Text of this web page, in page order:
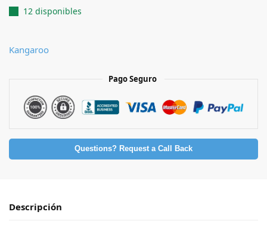
12 disponibles
Kangaroo
Pago Seguro
Questions? Request a Call Back
Descripción